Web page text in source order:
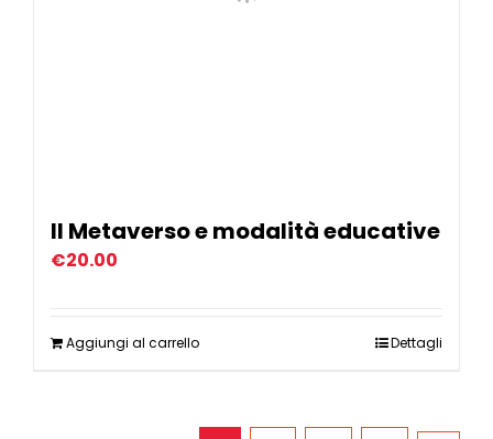
Il Metaverso e modalità educative
€20.00
Aggiungi al carrello Dettagli